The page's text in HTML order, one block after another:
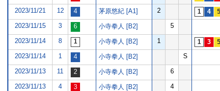
2023/11/21 12 茅原悠紀 [A1] 2
2023/11/15 3 小寺拳人 [B2] 5
2023/11/14 8 小寺拳人 [B2] 1
2023/11/14 1 小寺拳人 [B2] S
2023/11/13 11 小寺拳人 [B2] 6
2023/11/13 4 小寺拳人 [B2] 4